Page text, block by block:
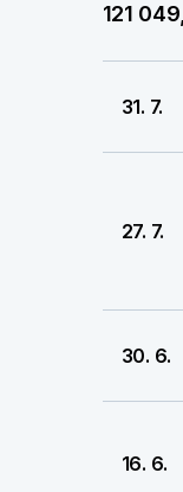
121
31. 7.
27. 7.
30. 6.
16. 6.